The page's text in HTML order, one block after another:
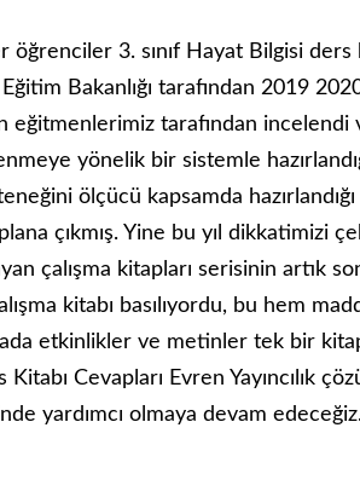
öğrenciler 3. sınıf Hayat Bilgisi ders
Bakanlığı tarafından 2019
eğitmenlerimiz tarafından incelendi
yönelik bir sistemle
ölçücü kapsamda
çıkmış. Yine bu yıl dikkatimizi
çalışma kitapları serisinin artık
kitabı basılıyordu, bu hem
etkinlikler ve metinler tek bir
Kitabı Cevapları Evren Yayıncılık
yardımcı olmaya devam